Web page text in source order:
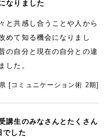
なりました
と共感し合うことや人から
めて知る機会になりまし
の自分と現在の自分との違
した。
[コミュニケーション術 2期]
講生のみなさんとたくさん
でした